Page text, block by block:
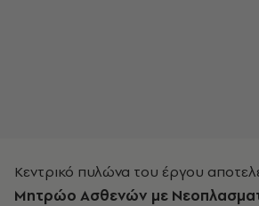
Κεντρικό πυλώνα του έργου
Μητρώο Ασθενών με